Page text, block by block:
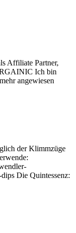
Affiliate Partner,
Ich bin
angewiesen
der Klimmzüge
Die Quintessenz: